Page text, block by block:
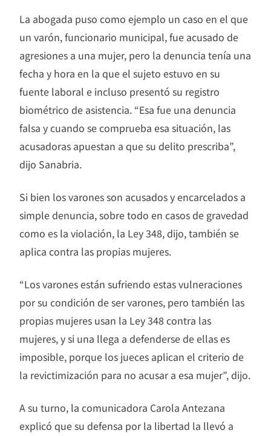
La abogada puso como ejemplo un caso en el que
un varón, funcionario municipal, fue acusado de
agresiones a una mujer, pero la denuncia tenía una
fecha y hora en la que el sujeto estuvo en su
fuente laboral e incluso presentó su registro
biométrico de asistencia. “Esa fue una denuncia
falsa y cuando se comprueba esa situación, las
acusadoras apuestan a que su delito prescriba”,
dijo Sanabria.
Si bien los varones son acusados y encarcelados a
simple denuncia, sobre todo en casos de gravedad
como es la violación, la Ley 348, dijo, también se
aplica contra las propias mujeres.
“Los varones están sufriendo estas vulneraciones
por su condición de ser varones, pero también las
propias mujeres usan la Ley 348 contra las
mujeres, y si una llega a defenderse de ellas es
imposible, porque los jueces aplican el criterio de
la revictimización para no acusar a esa mujer”, dijo.
A su turno, la comunicadora Carola Antezana
explicó que su defensa por la libertad la llevó a